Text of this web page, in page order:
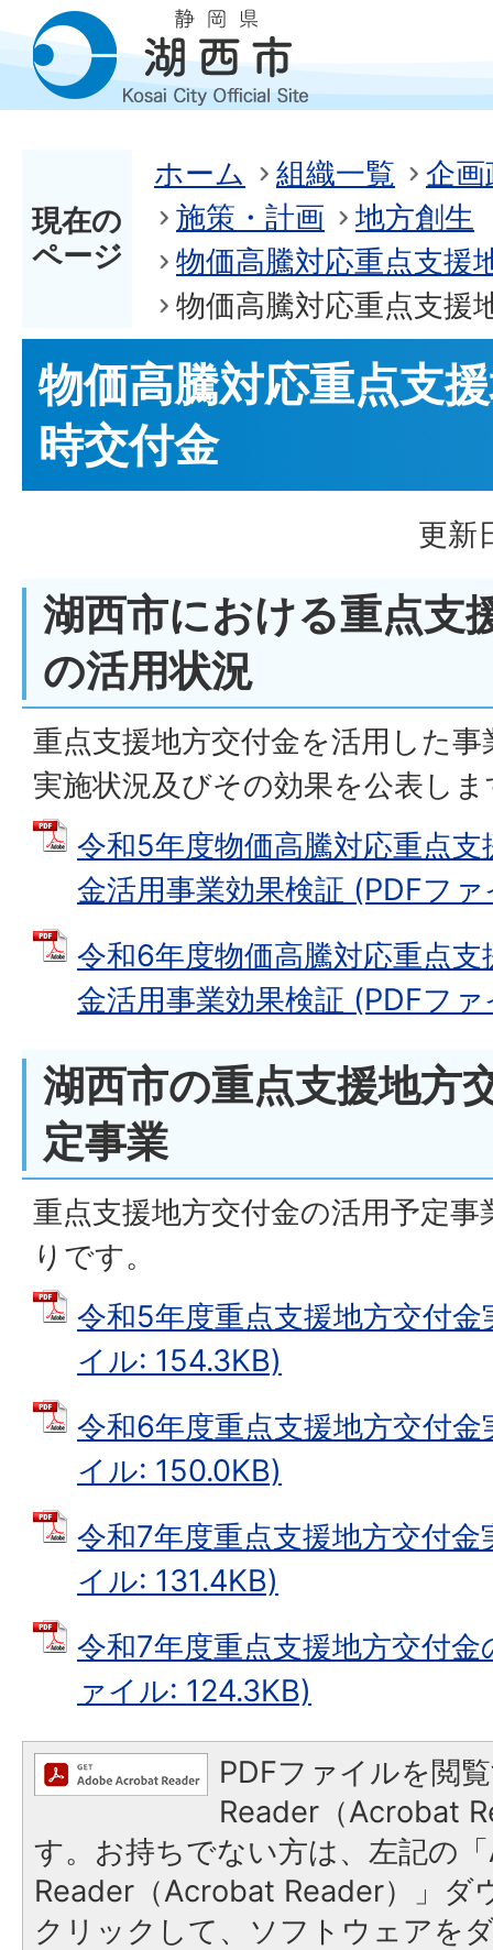
現在の
ページ
ホーム 組織一覧
企画
施策・計画
地方創生
物価高騰対応重点支援
物価高騰対応重点支援
物価高騰対応重点支
時交付金
更新
湖西市における重点支
の活用状況
重点支援地方交付金を活用した
実施状況及びその効果を公表し
令和5年度物価高騰対応重点
金活用事業効果検証 (PDFフ
令和6年度物価高騰対応重点
金活用事業効果検証 (PDFフ
湖西市の重点支援地方
定事業
重点支援地方交付金の活用予定
りです。
令和5年度重点支援地方交付
イル: 154.3KB)
令和6年度重点支援地方交付
イル: 150.0KB)
令和7年度重点支援地方交付
イル: 131.4KB)
令和7年度重点支援地方交付
ァイル: 124.3KB)
PDFファイルを閲
Reader（Acrobat
す。お持ちでない方は、左記の
Reader（Acrobat Reader）」ダ
クリックして、ソフトウェアを